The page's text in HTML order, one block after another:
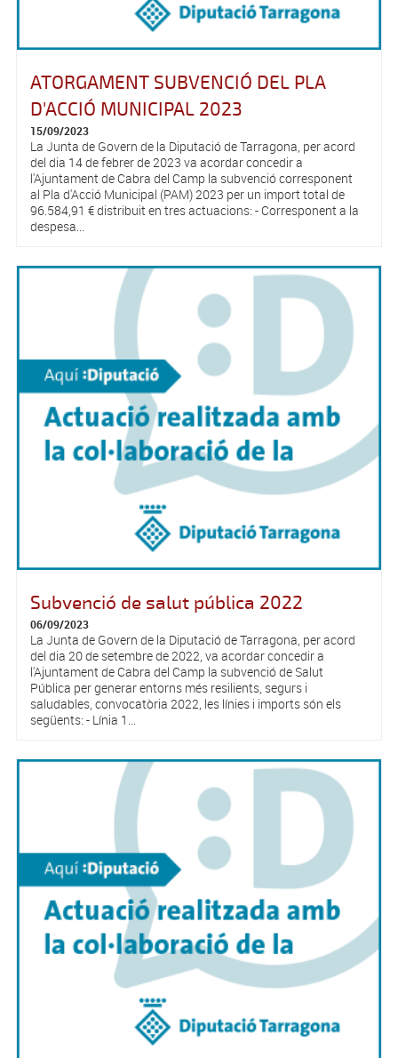
ATORGAMENT SUBVENCIÓ DEL PLA
D'ACCIÓ MUNICIPAL 2023
15/09/2023
La Junta de Govern de la Diputació de Tarragona, per acord
del dia 14 de febrer de 2023 va acordar concedir a
l'Ajuntament de Cabra del Camp la subvenció corresponent
al Pla d'Acció Municipal (PAM) 2023 per un import total de
96.584,91 € distribuit en tres actuacions: - Corresponent a la
despesa...
Subvenció de salut pública 2022
06/09/2023
La Junta de Govern de la Diputació de Tarragona, per acord
del dia 20 de setembre de 2022, va acordar concedir a
l'Ajuntament de Cabra del Camp la subvenció de Salut
Pública per generar entorns més resilients, segurs i
saludables, convocatòria 2022, les línies i imports són els
següents: - Línia 1...